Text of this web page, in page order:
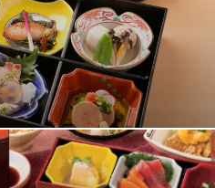
」など、伝統あるこだわりの調
みの調味料を見つけてみてはい
最適な昼の会席御膳を。お子様
おります。 ６名様よりご予約に